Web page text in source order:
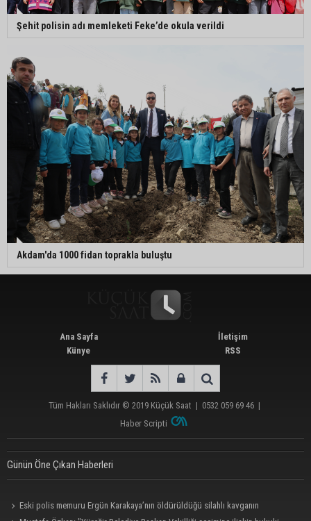
Şehit polisin adı memleketi Feke’de okula verildi
Akdam'da 1000 fidan toprakla buluştu
Ana Sayfa
Künye
İletişim
RSS
Tüm Hakları Saklıdır © 2019 Küçük Saat | 0532 059 69 46 |
Haber Scripti
Günün Öne Çıkan Haberleri
Eski polis memuru Ergün Karakaya’nın öldürüldüğü silahlı kavganın